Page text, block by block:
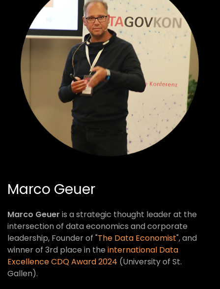
Marco Geuer
Marco Geuer is a strategic thought leader at the
intersection of data economics and corporate
leadership, Founder of "The Data Economist", and
winner of 3rd place in the international Data
Excellence CDQ Award 2024 (University of St.
Gallen).